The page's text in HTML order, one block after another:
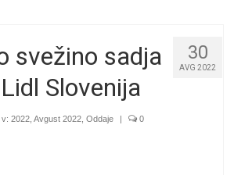
30
AVG 2022
svežino sadja
Slovenija
2022, Avgust 2022, Oddaje | 0